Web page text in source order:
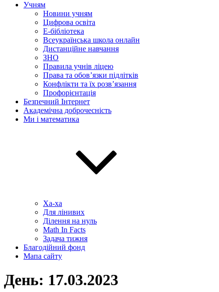
Учням
Новини учням
Цифрова освіта
E-бібліотека
Всеукраїнська школа онлайн
Дистанційне навчання
ЗНО
Правила учнів ліцею
Права та обов’язки підлітків
Конфлікти та їх розв’язання
Профорієнтація
Безпечний Інтернет
Академічна доброчесність
Ми і математика
Ха-ха
Для лінивих
Ділення на нуль
Math In Facts
Задача тижня
Благодійний фонд
Мапа сайту
День: 17.03.2023